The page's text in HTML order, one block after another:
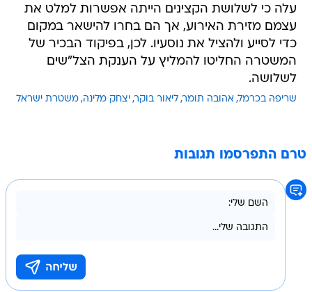
עלה כי לשלושת הקצינים הייתה אפשרות למלט את
עצמם מזירת האירוע, אך הם בחרו להישאר במקום
כדי לסייע ולהציל את נוסעיו. לכן, בפיקוד הבכיר של
המשטרה החליטו להמליץ על הענקת הצל"שים
לשלושה.
שריפה בכרמל אהובה תומר ליאור בוקר יצחק מלינה משטרת ישראל
טרם התפרסמו תגובות